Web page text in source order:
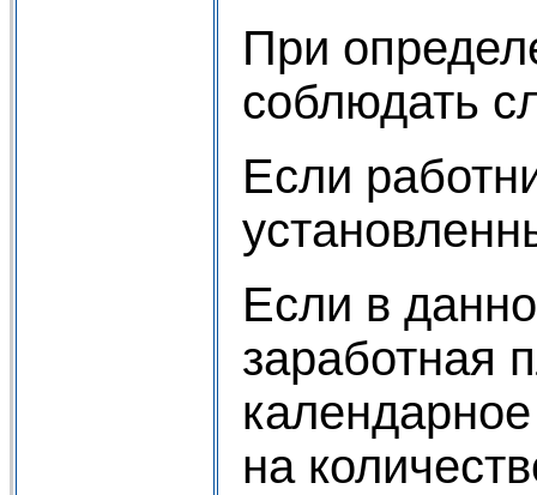
При
соблюдать
Если
Если в
заработная
на